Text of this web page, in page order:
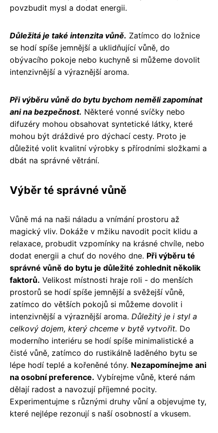
povzbudit mysl a dodat energii.
Důležitá je také intenzita vůně. Zatímco do ložnice
se hodí spíše jemnější a uklidňující vůně, do
obývacího pokoje nebo kuchyně si můžeme dovolit
intenzivnější a výraznější aroma.
Při výběru vůně do bytu bychom neměli zapomínat
ani na bezpečnost. Některé vonné svíčky nebo
difuzéry mohou obsahovat syntetické látky, které
mohou být dráždivé pro dýchací cesty. Proto je
důležité volit kvalitní výrobky s přírodními složkami a
dbát na správné větrání.
Výběr té správné vůně
Vůně má na naši náladu a vnímání prostoru až
magický vliv. Dokáže v mžiku navodit pocit klidu a
relaxace, probudit vzpomínky na krásné chvíle, nebo
dodat energii a chuť do nového dne. Při výběru té
správné vůně do bytu je důležité zohlednit několik
faktorů. Velikost místnosti hraje roli - do menších
prostorů se hodí spíše jemnější a svěžejší vůně,
zatímco do větších pokojů si můžeme dovolit i
intenzivnější a výraznější aroma. Důležitý je i styl a
celkový dojem, který chceme v bytě vytvořit. Do
moderního interiéru se hodí spíše minimalistické a
čisté vůně, zatímco do rustikálně laděného bytu se
lépe hodí teplé a kořeněné tóny. Nezapomínejme ani
na osobní preference. Vybírejme vůně, které nám
dělají radost a navozují příjemné pocity.
Experimentujme s různými druhy vůní a objevujme ty,
které nejlépe rezonují s naší osobností a vkusem.